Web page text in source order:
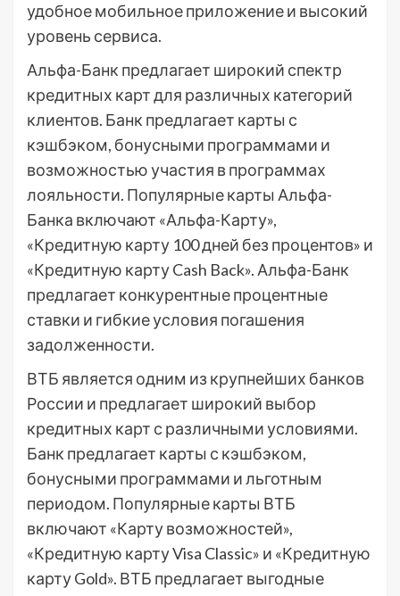
удобное мобильное приложение и высокий
уровень сервиса.
Альфа-Банк предлагает широкий спектр
кредитных карт для различных категорий
клиентов. Банк предлагает карты с
кэшбэком, бонусными программами и
возможностью участия в программах
лояльности. Популярные карты Альфа-
Банка включают «Альфа-Карту»,
«Кредитную карту 100 дней без процентов» и
«Кредитную карту Cash Back». Альфа-Банк
предлагает конкурентные процентные
ставки и гибкие условия погашения
задолженности.
ВТБ является одним из крупнейших банков
России и предлагает широкий выбор
кредитных карт с различными условиями.
Банк предлагает карты с кэшбэком,
бонусными программами и льготным
периодом. Популярные карты ВТБ
включают «Карту возможностей»,
«Кредитную карту Visa Classic» и «Кредитную
карту Gold». ВТБ предлагает выгодные